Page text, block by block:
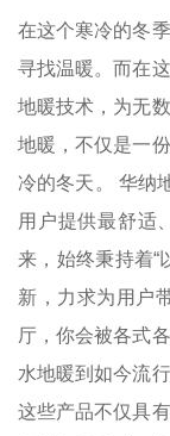
在这个寒冷的冬
寻找温暖。而在
地暖技术，为无
地暖，不仅是一
冷的冬天。 华纳
用户提供最舒适
来，始终秉持着“
新，力求为用户
厅，你会被各式
水地暖到如今流
这些产品不仅具